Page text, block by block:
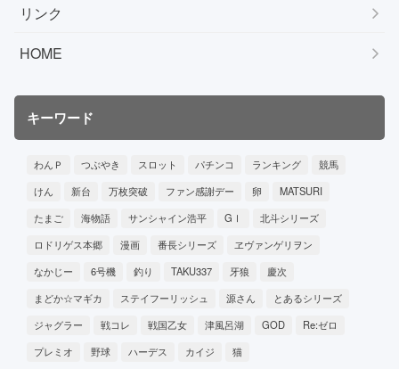
リンク
HOME
キーワード
わんＰ つぶやき スロット パチンコ ランキング
競馬
けん
新台 万枚突破 ファン感謝デー 卵
MATSURI
たまご
海物語 サンシャイン浩平 GⅠ
北斗シリーズ
ロドリゲス本郷
漫画 番長シリーズ
ヱヴァンゲリヲン
なかじー
6号機 釣り TAKU337 牙狼
慶次
まどか☆マギカ
ステイフーリッシュ 源さん
とあるシリーズ
ジャグラー
戦コレ 戦国乙女 津風呂湖 GOD
Re:ゼロ
プレミオ
野球 ハーデス カイジ
猫